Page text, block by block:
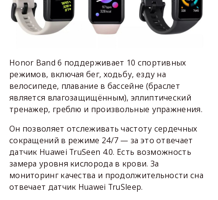
Honor Band 6 поддерживает 10 спортивных
режимов, включая бег, ходьбу, езду на
велосипеде, плавание в бассейне (браслет
является влагозащищённым), эллиптический
тренажер, греблю и произвольные упражнения.
Он позволяет отслеживать частоту сердечных
сокращений в режиме 24/7 — за это отвечает
датчик Huawei TruSeen 4.0. Есть возможность
замера уровня кислорода в крови. За
мониторинг качества и продолжительности сна
отвечает датчик Huawei TruSleep.